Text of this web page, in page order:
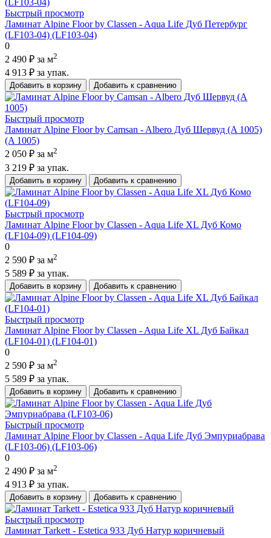
Быстрый просмотр
Ламинат Alpine Floor by Classen - Aqua Life Дуб Петербург
(LF103-04) (LF103-04)
0
2 490 ₽ за м2
4 913 ₽ за упак.
Добавить в корзину Добавить к сравнению
Быстрый просмотр
Ламинат Alpine Floor by Camsan - Albero Дуб Шервуд (A 1005)
(A 1005)
2 050 ₽ за м2
3 219 ₽ за упак.
Добавить в корзину Добавить к сравнению
Быстрый просмотр
Ламинат Alpine Floor by Classen - Aqua Life XL Дуб Комо
(LF104-09) (LF104-09)
0
2 590 ₽ за м2
5 589 ₽ за упак.
Добавить в корзину Добавить к сравнению
Быстрый просмотр
Ламинат Alpine Floor by Classen - Aqua Life XL Дуб Байкал
(LF104-01) (LF104-01)
0
2 590 ₽ за м2
5 589 ₽ за упак.
Добавить в корзину Добавить к сравнению
Быстрый просмотр
Ламинат Alpine Floor by Classen - Aqua Life Дуб Эмпуриабрава
(LF103-06) (LF103-06)
0
2 490 ₽ за м2
4 913 ₽ за упак.
Добавить в корзину Добавить к сравнению
Быстрый просмотр
Ламинат Tarkett - Estetica 933 Дуб Натур коричневый